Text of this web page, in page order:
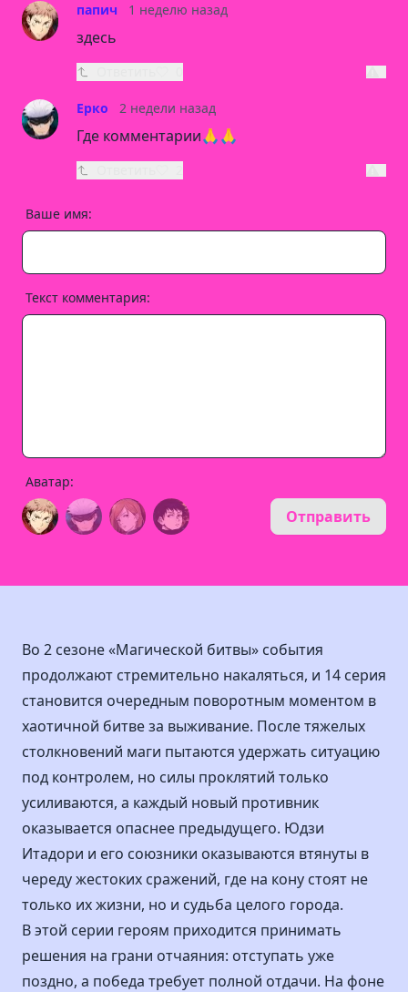
папич 1 неделю назад
здесь
Ерко 2 недели назад
Где комментарии🙏🙏
Ваше имя:
Текст комментария:
Аватар:
Отправить
Во 2 сезоне «Магической битвы» события
продолжают стремительно накаляться, и 14 серия
становится очередным поворотным моментом в
хаотичной битве за выживание. После тяжелых
столкновений маги пытаются удержать ситуацию
под контролем, но силы проклятий только
усиливаются, а каждый новый противник
оказывается опаснее предыдущего. Юдзи
Итадори и его союзники оказываются втянуты в
череду жестоких сражений, где на кону стоят не
только их жизни, но и судьба целого города.
В этой серии героям приходится принимать
решения на грани отчаяния: отступать уже
поздно, а победа требует полной отдачи. На фоне